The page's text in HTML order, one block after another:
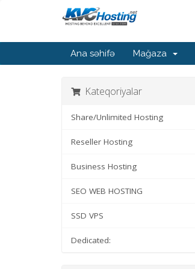
Ana səhifə Mağaza
Kateqoriyalar
Share/Unlimited Hosting
Reseller Hosting
Business Hosting
SEO WEB HOSTING
SSD VPS
Dedicated: